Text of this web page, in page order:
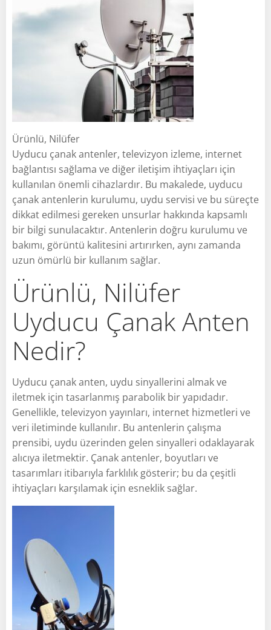
Ürünlü, Nilüfer
Uyducu çanak antenler, televizyon izleme, internet
bağlantısı sağlama ve diğer iletişim ihtiyaçları için
kullanılan önemli cihazlardır. Bu makalede, uyducu
çanak antenlerin kurulumu, uydu servisi ve bu süreçte
dikkat edilmesi gereken unsurlar hakkında kapsamlı
bir bilgi sunulacaktır. Antenlerin doğru kurulumu ve
bakımı, görüntü kalitesini artırırken, aynı zamanda
uzun ömürlü bir kullanım sağlar.
Ürünlü, Nilüfer
Uyducu Çanak Anten
Nedir?
Uyducu çanak anten, uydu sinyallerini almak ve
iletmek için tasarlanmış parabolik bir yapıdadır.
Genellikle, televizyon yayınları, internet hizmetleri ve
veri iletiminde kullanılır. Bu antenlerin çalışma
prensibi, uydu üzerinden gelen sinyalleri odaklayarak
alıcıya iletmektir. Çanak antenler, boyutları ve
tasarımları itibarıyla farklılık gösterir; bu da çeşitli
ihtiyaçları karşılamak için esneklik sağlar.